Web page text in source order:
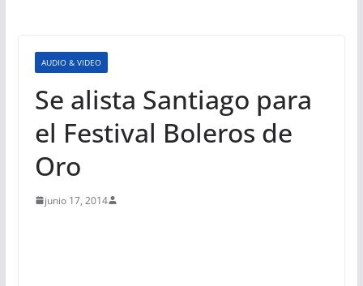
AUDIO & VIDEO
Se alista Santiago para
el Festival Boleros de
Oro
junio 17, 2014